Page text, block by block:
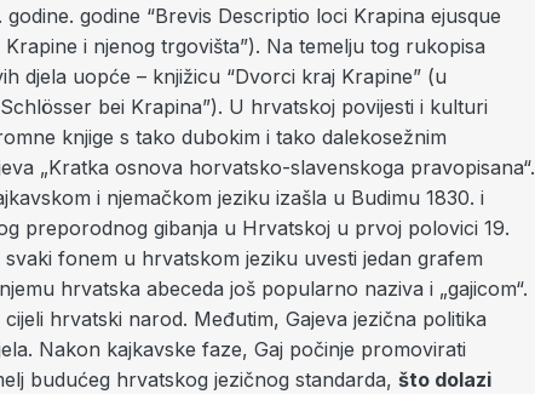
godine “Brevis Descriptio loci Krapina ejusque
Krapine i njenog trgovišta”). Na temelju tog rukopisa
djela uopće – knjižicu “Dvorci kraj Krapine” (u
bei Krapina”). U hrvatskoj povijesti i kulturi
knjige s tako dubokim i tako dalekosežnim
„Kratka osnova horvatsko-slavenskoga pravopisana“.
i njemačkom jeziku izašla u Budimu 1830. i
preporodnog gibanja u Hrvatskoj u prvoj polovici 19.
fonem u hrvatskom jeziku uvesti jedan grafem
hrvatska abeceda još popularno naziva i „gajicom“.
hrvatski narod. Međutim, Gajeva jezična politika
Nakon kajkavske faze, Gaj počinje promovirati
budućeg hrvatskog jezičnog standarda, što dolazi